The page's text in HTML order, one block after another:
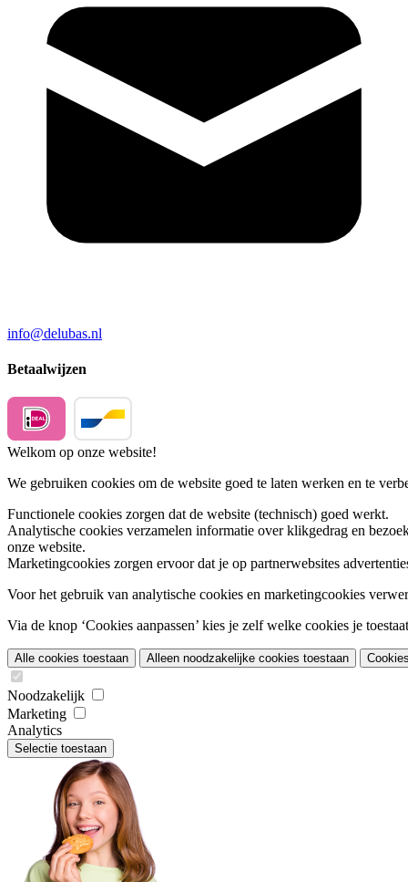
info@delubas.nl
Betaalwijzen
Welkom op onze website!
We gebruiken cookies om de website goed te laten werken en te
Functionele cookies zorgen dat de website (technisch) goed werkt.
Analytische cookies verzamelen informatie over klikgedrag en
onze website.
Marketingcookies zorgen ervoor dat je op partnerwebsites
Voor het gebruik van analytische cookies en marketingcookies
Via de knop ‘Cookies aanpassen’ kies je zelf welke cookies je
Alle cookies toestaan Alleen noodzakelijke cookies toestaan
Noodzakelijk
Marketing
Analytics
Selectie toestaan